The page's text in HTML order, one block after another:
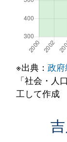
※出典： 政
「社会・人
工して作成